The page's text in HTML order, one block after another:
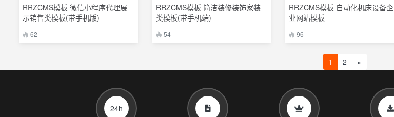
RRZCMS模板 微信小程序代理展
示销售类模板(带手机版)
62
RRZCMS模板 简洁装修装饰家装
类模板(带手机端)
54
RRZCMS模板 自动化机床设备企
业网站模板
96
1 2 »
24h